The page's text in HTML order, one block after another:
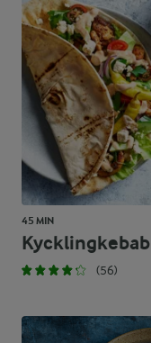
45 MIN
Kycklingkebab
(56)